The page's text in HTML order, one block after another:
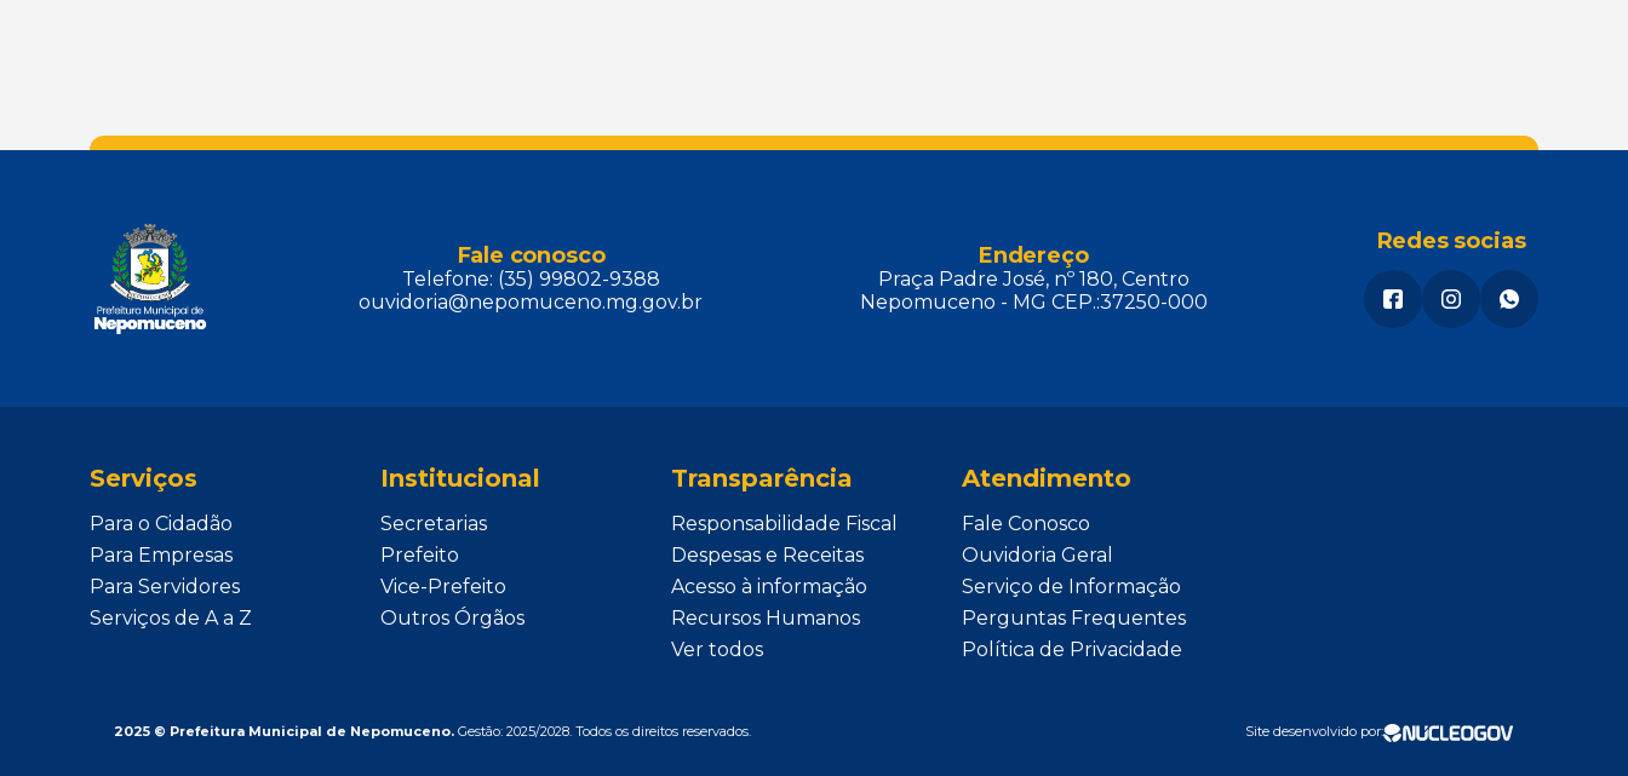
Fale conosco
Telefone: (35) 99802-9388
ouvidoria@nepomuceno.mg.gov.br
Endereço
Praça Padre José, nº 180, Centro
Nepomuceno - MG CEP.:37250-000
Redes socias
Serviços
Para o Cidadão
Para Empresas
Para Servidores
Serviços de A a Z
Institucional
Secretarias
Prefeito
Vice-Prefeito
Outros Órgãos
Transparência
Responsabilidade Fiscal
Despesas e Receitas
Acesso à informação
Recursos Humanos
Ver todos
Atendimento
Fale Conosco
Ouvidoria Geral
Serviço de Informação
Perguntas Frequentes
Política de Privacidade
2025 © Prefeitura Municipal de Nepomuceno. Gestão: 2025/2028. Todos os direitos reservados. Site desenvolvido por: